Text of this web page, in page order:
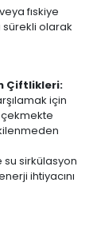
fıskiye
sürekli olarak
Çiftlikleri:
için
su sirkülasyon
ihtiyacını